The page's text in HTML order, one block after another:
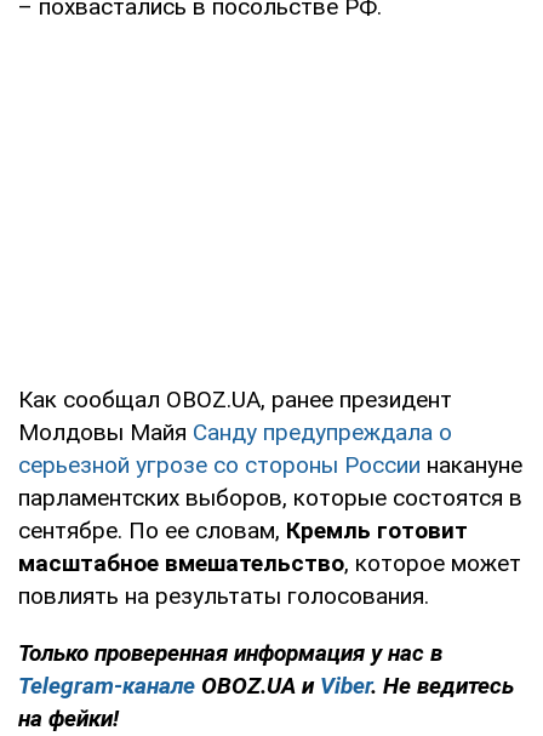
– похвастались в посольстве РФ.
Как сообщал OBOZ.UA, ранее президент
Молдовы Майя Санду предупреждала о
серьезной угрозе со стороны России накануне
парламентских выборов, которые состоятся в
сентябре. По ее словам, Кремль готовит
масштабное вмешательство, которое может
повлиять на результаты голосования.
Только проверенная информация у нас в
Telegram-канале OBOZ.UA и Viber. Не ведитесь
на фейки!